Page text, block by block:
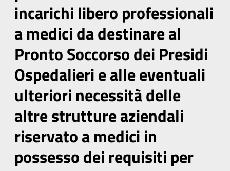
incarichi libero professionali
a medici da destinare al
Pronto Soccorso dei Presidi
Ospedalieri e alle eventuali
ulteriori necessità delle
altre strutture aziendali
riservato a medici in
possesso dei requisiti per